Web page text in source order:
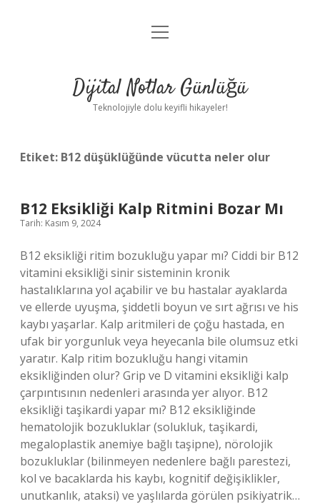
Anasayfa
Yasal Uyarı
menüyü
Dijital Notlar Günlüğü
Teknolojiyle dolu keyifli hikayeler!
Etiket: B12 düşüklüğünde vücutta neler olur
B12 Eksikliği Kalp Ritmini Bozar Mı
Tarih: Kasım 9, 2024
B12 eksikliği ritim bozukluğu yapar mı? Ciddi bir B12
vitamini eksikliği sinir sisteminin kronik
hastalıklarına yol açabilir ve bu hastalar ayaklarda
ve ellerde uyuşma, şiddetli boyun ve sırt ağrısı ve his
kaybı yaşarlar. Kalp aritmileri de çoğu hastada, en
ufak bir yorgunluk veya heyecanla bile olumsuz etki
yaratır. Kalp ritim bozukluğu hangi vitamin
eksikliğinden olur? Grip ve D vitamini eksikliği kalp
çarpıntısının nedenleri arasında yer alıyor. B12
eksikliği taşikardi yapar mı? B12 eksikliğinde
hematolojik bozukluklar (solukluk, taşikardi,
megaloplastik anemiye bağlı taşipne), nörolojik
bozukluklar (bilinmeyen nedenlere bağlı parestezi,
kol ve bacaklarda his kaybı, kognitif değişiklikler,
unutkanlık, ataksi) ve yaşlılarda görülen psikiyatrik…